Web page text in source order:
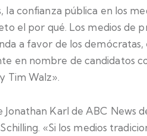
la confianza pública en los
el por qué. Los medios de
a favor de los
en nombre de candidatos
Tim Walz».
Jonathan Karl de ABC News
«Si los medios